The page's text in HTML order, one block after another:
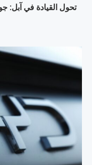
تحول القيادة في